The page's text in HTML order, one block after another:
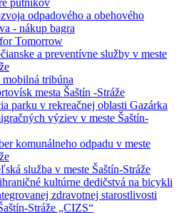
pútnikov
odpadového a obehového
- nákup bagra
Tomorrow
a preventívne služby v meste
tribúna
mesta Šaštín -Stráže
parku v rekreačnej oblasti Gazárka
výziev v meste Šaštín-
komunálneho odpadu v meste
služba v meste Šaštín-Stráže
kultúrne dedičstvá na bicykli
zdravotnej starostlivosti
Stráže „CIZS“